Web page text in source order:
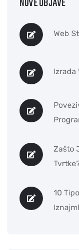
Web
Izrada
Zašto
10